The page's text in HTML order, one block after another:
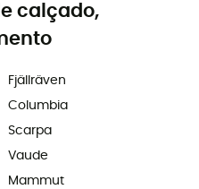
calçado,
Fjällräven
Columbia
Scarpa
Vaude
Mammut